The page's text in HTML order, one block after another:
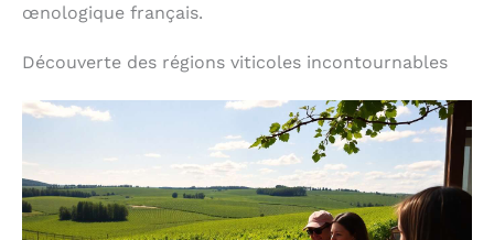
œnologique français.
Découverte des régions viticoles incontournables